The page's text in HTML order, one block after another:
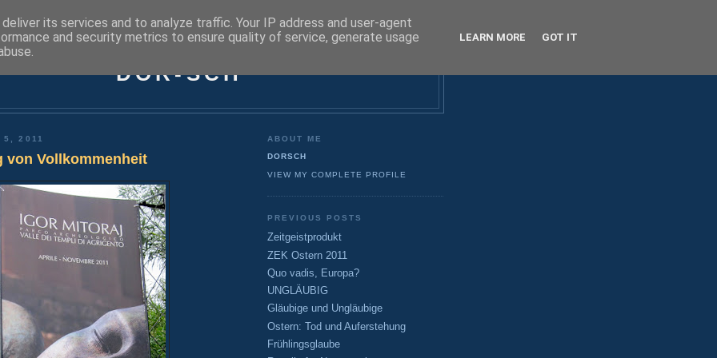
DOR-SCH
5, 2011
von Vollkommenheit
ABOUT ME
DORSCH
VIEW MY COMPLETE PROFILE
PREVIOUS POSTS
Zeitgeistprodukt
ZEK Ostern 2011
Quo vadis, Europa?
UNGLÄUBIG
Gläubige und Ungläubige
Ostern: Tod und Auferstehung
Frühlingsglaube
its services and to analyze traffic. Your IP address and user-agent
and security metrics to ensure quality of service, generate usage
LEARN MORE GOT IT